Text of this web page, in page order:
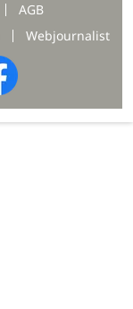
AGB
Webjournalist